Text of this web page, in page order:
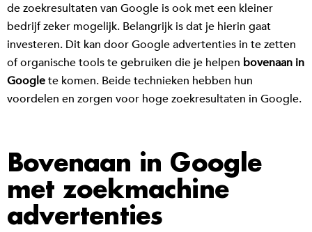
de zoekresultaten van Google is ook met een kleiner
bedrijf zeker mogelijk. Belangrijk is dat je hierin gaat
investeren. Dit kan door Google advertenties in te zetten
of organische tools te gebruiken die je helpen bovenaan in
Googlete komen. Beide technieken hebben hun
voordelen en zorgen voor hoge zoekresultaten in Google.
Bovenaan in Google
met zoekmachine
advertenties